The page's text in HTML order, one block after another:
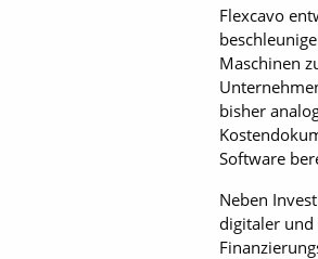
Flexcavo
Maschinen
bisher
Software
Neben
digitaler und